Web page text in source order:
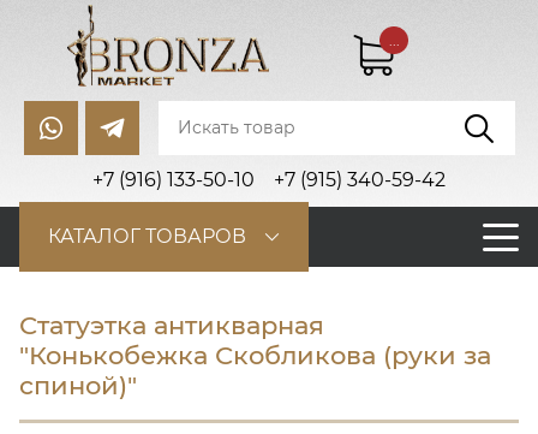
+7 (916) 133-50-10 +7 (915) 340-59-42
...
КАТАЛОГ ТОВАРОВ
Статуэтка антикварная
"Конькобежка Скобликова (руки за
спиной)"